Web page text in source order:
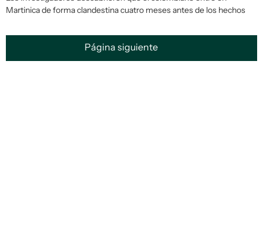
Martinica de forma clandestina cuatro meses antes de los hechos
Página siguiente